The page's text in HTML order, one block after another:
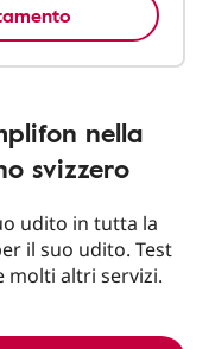
nella
svizzero
udito in tutta la
il suo udito. Test
molti altri servizi.